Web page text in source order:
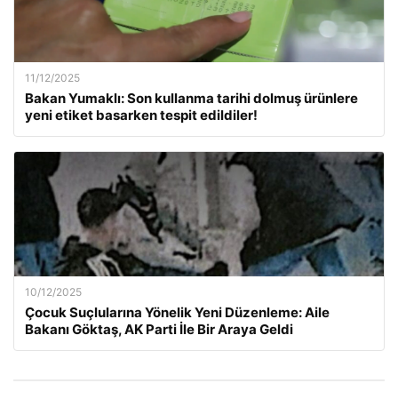
11/12/2025
Bakan Yumaklı: Son kullanma tarihi dolmuş ürünlere
yeni etiket basarken tespit edildiler!
10/12/2025
Çocuk Suçlularına Yönelik Yeni Düzenleme: Aile
Bakanı Göktaş, AK Parti İle Bir Araya Geldi